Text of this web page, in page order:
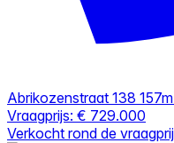
Abrikozenstraat 138
Vraagprijs: € 729.000
Verkocht rond de